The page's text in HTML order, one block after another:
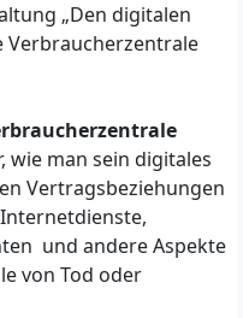
„Den digitalen
Verbraucherzentrale
wie man sein digitales
Vertragsbeziehungen
und andere Aspekte
von Tod oder